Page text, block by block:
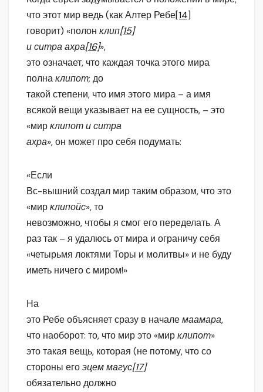
что этот мир ведь (как Алтер Ребе[14]
говорит) «полон клип[15]
и ситра ахра[16]»,
это означает, что каждая точка этого мира
полнаклипот; до
такой степени, что имя этого мира – а имя
всякой вещи указывает на ее сущность, – это
«мирклипот и ситра
ахра», он может про себя подумать:
«Если
Вс-вышний создал мир таким образом, что это
«мирклипойс», то
невозможно, чтобы я смог его переделать. А
раз так – я удалюсь от мира и ограничу себя
«четырьмя локтями Торы и молитвы» и не буду
иметь ничего с миром!»
На
это Ребе объясняет сразу в началемаамара,
что наоборот: то, что мир это «мирклипот»
это такая вещь, которая (не потому, что со
стороны егоэцем магус[17]
обязательно должно